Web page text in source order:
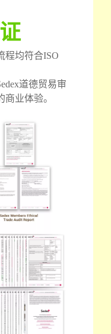
程均符合ISO
道德贸易审
业体验。